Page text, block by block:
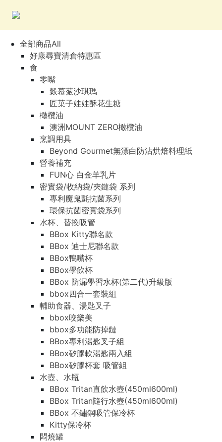
全部商品All
好康尋寶清倉特惠區
食
零嘴
穀慕蒎沙琪瑪
匠菓子娃娃酥花生糖
橄欖油
澳洲MOUNT ZERO橄欖油
烹調用具
Beyond Gourmet無漂白防沾烘焙料理紙
營養補充
FUN心 白金羊乳片
密實袋/收納袋/夾鏈袋 系列
專利魔鬼氈抗菌系列
環保抗菌密實袋系列
水杯、替換吸管
BBox Kitty聯名款
BBox 迪士尼聯名款
BBox鴨嘴杯
BBox學飲杯
BBox 防漏學習水杯(第二代)升級版
bbox四合一套裝組
輔助食器、湯匙叉子
bbox咬樂美
bbox多功能防掉鏈
BBox專利湯匙叉子組
BBox矽膠軟湯匙兩入組
BBox矽膠杯套 吸管組
水壺、水瓶
BBox Tritan直飲水壺(450ml600ml)
BBox Tritan隨行水壺(450ml600ml)
BBox 不鏽鋼吸管保冷杯
Kitty保冷杯
悶燒罐